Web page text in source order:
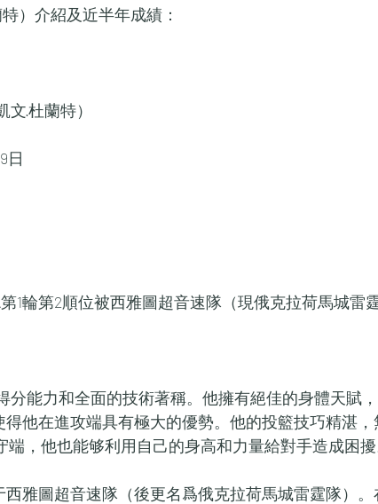
）介紹及近半年成績：
·杜蘭特）
日
1輪第2順位被西雅圖超音速隊（現俄克拉荷馬城雷
分能力和全面的技術著稱。他擁有絕佳的身體天賦，
得他在進攻端具有極大的優勢。他的投籃技巧精湛
，他也能够利用自己的身高和力量給對手造成困擾
西雅圖超音速隊（後更名爲俄克拉荷馬城雷霆隊）